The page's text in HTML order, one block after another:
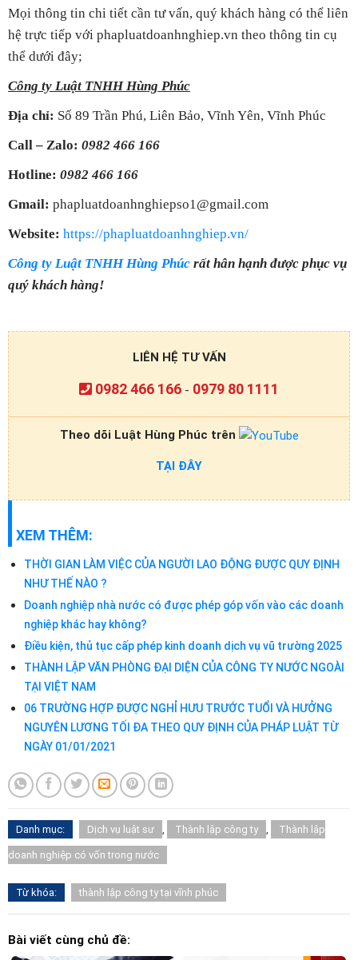
Mọi thông tin chi tiết cần tư vấn, quý khách hàng có thể liên
hệ trực tiếp với phapluatdoanhnghiep.vn theo thông tin cụ
thể dưới đây;
Công ty Luật TNHH Hùng Phúc
Địa chỉ: Số 89 Trần Phú, Liên Bảo, Vĩnh Yên, Vĩnh Phúc
Call – Zalo: 0982 466 166
Hotline: 0982 466 166
Gmail: phapluatdoanhnghiepso1@gmail.com
Website: https://phapluatdoanhnghiep.vn/
Công ty Luật TNHH Hùng Phúc rất hân hạnh được phục vụ
quý khách hàng!
LIÊN HỆ TƯ VẤN
0982 466 166 - 0979 80 1111
Theo dõi Luật Hùng Phúc trên
TẠI ĐÂY
XEM THÊM:
THỜI GIAN LÀM VIỆC CỦA NGƯỜI LAO ĐỘNG ĐƯỢC QUY ĐỊNH
NHƯ THẾ NÀO ?
Doanh nghiệp nhà nước có được phép góp vốn vào các doanh
nghiệp khác hay không?
Điều kiện, thủ tục cấp phép kinh doanh dịch vụ vũ trường 2025
THÀNH LẬP VĂN PHÒNG ĐẠI DIỆN CỦA CÔNG TY NƯỚC NGOÀI
TẠI VIỆT NAM
06 TRƯỜNG HỢP ĐƯỢC NGHỈ HƯU TRƯỚC TUỔI VÀ HƯỞNG
NGUYÊN LƯƠNG TỐI ĐA THEO QUY ĐỊNH CỦA PHÁP LUẬT TỪ
NGÀY 01/01/2021
Danh mục: Dịch vụ luật sư Thành lập công ty Thành lập
doanh nghiệp có vốn trong nước
Từ khóa: thành lập công ty tại vĩnh phúc
Bài viết cùng chủ đề: